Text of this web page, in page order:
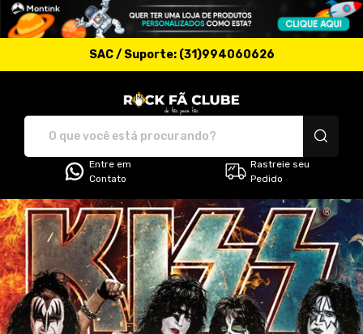
SAC / Suporte: (31)994060626
Entre em
Contato
Rastreie seu
Pedido